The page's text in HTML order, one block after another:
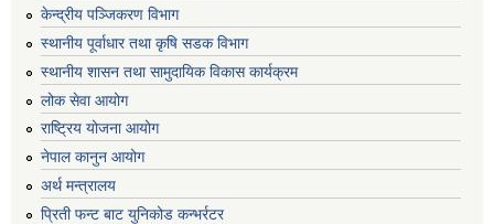
केन्द्रीय पञ्जिकरण विभाग
स्थानीय पूर्वाधार तथा कृषि सडक विभाग
स्थानीय शासन तथा सामुदायिक विकास कार्यक्रम
लोक सेवा आयोग
राष्ट्रिय योजना आयोग
नेपाल कानुन आयोग
अर्थ मन्त्रालय
प्रिती फन्ट बाट युनिकोड कन्भर्रटर